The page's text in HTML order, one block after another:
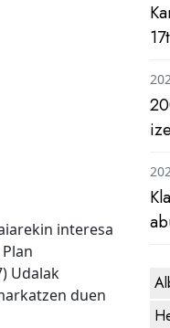
interesa
Udalak
duen